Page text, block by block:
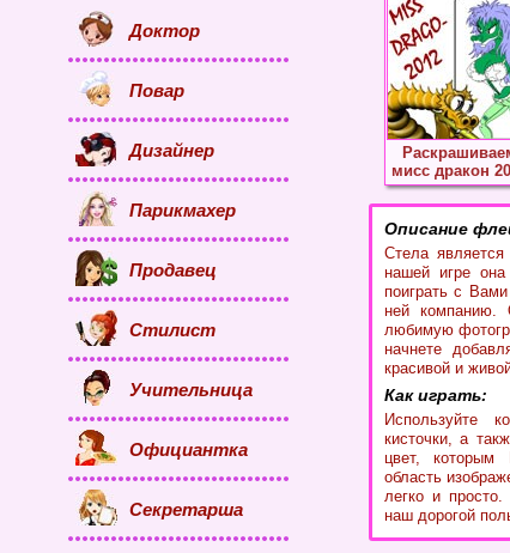
мисс дракон
Описание
Стела
нашей игре
поиграть с
ней компанию.
любимую
начнете
красивой и
Как играть:
Используйте
кисточки, а
цвет, которым
область
легко и
наш дорогой
Доктор
Повар
Дизайнер
Парикмахер
Продавец
Стилист
Учительница
Официантка
Секретарша